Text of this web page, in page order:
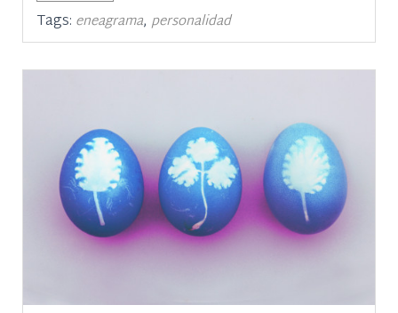
Tags: eneagrama, personalidad